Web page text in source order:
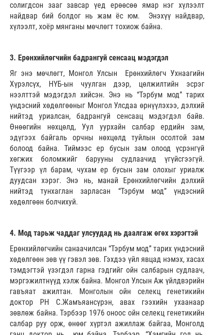
солигдсон зааг завсар үед ерөөсөө ямар нэг хүлээлт
найдвар бий болдог нь жам ёс юм. Энэхүү найдвар,
хүлээлт, хоёр мянганы мөчлөгт тохиож байна.
3. Ерөнхийлөгчийн бадрангуй сенсаац мэдэгдэл
Яг энэ мөчлөгт, Монгол Улсын Ерөнхийлөгч Ухнаагийн
Хүрэлсүх, НҮБ-ын чуулган дээр, цөлжилтийн эсрэг
нээлттэй мэдэгдэл хийсэн. Энэ нь “Тэрбум мод” тарих
үндэсний хөдөлгөөныг Монгол Улсдаа өрнүүлэхээ, дэлхий
нийтэд уриалсан, бадрангуй сенсаац мэдэгдэл байв.
Өнөөгийн нөхцөлд, Уул уурхайн салбар ердийн зам,
эдүгээх байгаль орчны нөхцөлд туйлын осолтой зам
болоод байна. Тиймээс ер бусын зам олоод үсрэнгүй
хөгжих боломжийг барууны судлаачид үгүйсгээгүй.
Түүгээр үл барам, чухам ер бусын зам олохыг уриалж
дуудсан хэрэг. Энэ нь, манай Ерөнхийлөгчийн дэлхий
нийтэд тунхаглан зарласан “Тэрбум мод” үндэсний
хөдөлгөөн болчихуй.
4. Мод тарьж чаддаг улсуудад нь даалгаж өгөх хэрэгтэй
Ерөнхийлөгчийн санаачилсан “Тэрбум мод” тарих үндэсний
хөдөлгөөн зөв үү гэвэл зөв. Гэхдээ үйл явцад нэмэх, хасах
тэмдэгтэй үзэгдэл гарна гэдгийг ойн салбарын судлаач,
мэргэжилтнүүд хэлж байна. Монгол Улсын Аж үйлдвэрийн
гавъяат ажилтан. Монголын ойн селекц генетикийн
доктор PH С.Жамъяансүрэн, авах гээхийн ухаанаар
зөвлөж байна. Тэрбээр 1976 оноос ойн селекц генетикийн
салбар руу орж, өнөөг хүртэл ажиллаж байгаа, Монголд